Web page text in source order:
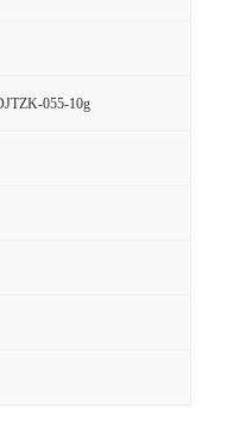
055-10g